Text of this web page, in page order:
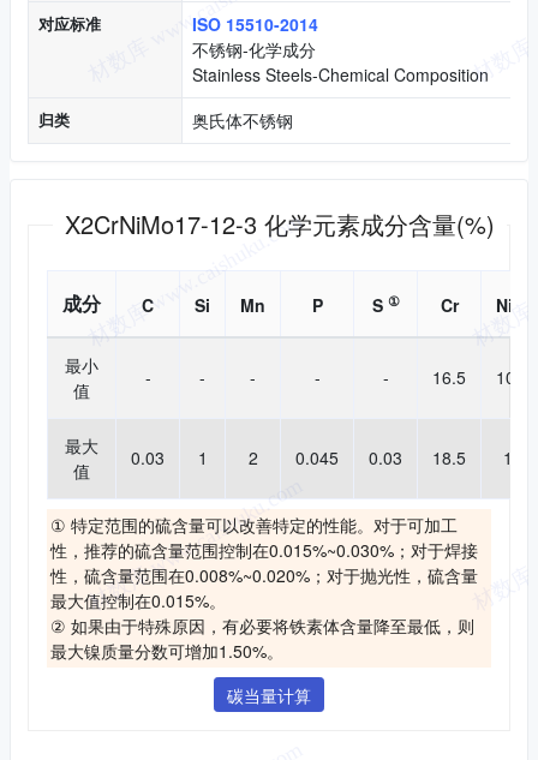
对应标准
ISO 15510-2014
不锈钢-化学成分
Stainless Steels-Chemical Composition
归类 奥氏体不锈钢
X2CrNiMo17-12-3 化学元素成分含量(%)
成分 C Si Mn P S ① Cr Ni
最小
值
- - - - - 16.5 10.5
最大
值
0.03 1 2 0.045 0.03 18.5 13
① 特定范围的硫含量可以改善特定的性能。对于可加工
性，推荐的硫含量范围控制在0.015%~0.030%；对于焊接
性，硫含量范围在0.008%~0.020%；对于抛光性，硫含量
最大值控制在0.015%。
② 如果由于特殊原因，有必要将铁素体含量降至最低，则
最大镍质量分数可增加1.50%。
碳当量计算